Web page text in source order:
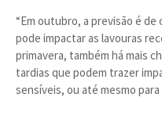
“Em outubro, a previsão é de
pode impactar as lavouras
primavera, também há mais
tardias que podem trazer
sensíveis, ou até mesmo